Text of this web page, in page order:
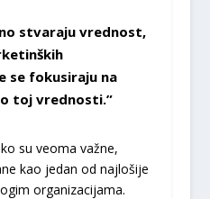
stvaraju vrednost,
se fokusiraju na
toj vrednosti.”
su veoma važne,
kao jedan od najlošije
organizacijama.